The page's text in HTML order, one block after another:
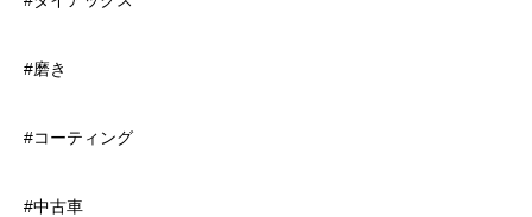
#磨き
#コーティング
#中古車